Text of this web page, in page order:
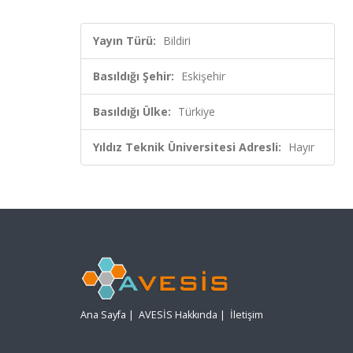
Yayın Türü: Bildiri
Basıldığı Şehir: Eskişehir
Basıldığı Ülke: Türkiye
Yıldız Teknik Üniversitesi Adresli: Hayır
Ana Sayfa | AVESİS Hakkında | İletişim